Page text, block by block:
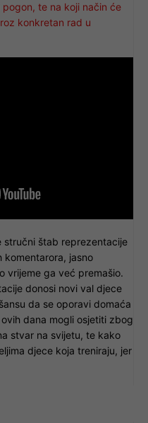
te na koji način će
konkretan rad u
stručni štab reprezentacije
komentarora, jasno
vrijeme ga već premašio.
donosi novi val djece
da se oporavi domaća
dana mogli osjetiti zbog
stvar na svijetu, te kako
djece koja treniraju, jer